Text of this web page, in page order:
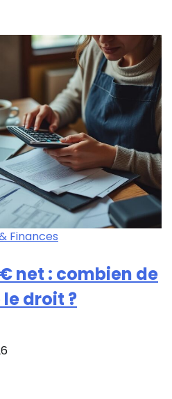
Finances
net : combien de
droit ?